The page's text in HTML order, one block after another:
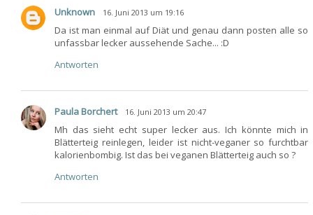
Unknown 16. Juni 2013 um 19:16
Da ist man einmal auf Diät und genau dann posten alle so
unfassbar lecker aussehende Sache... :D
Antworten
Paula Borchert 16. Juni 2013 um 20:47
Mh das sieht echt super lecker aus. Ich könnte mich in
Blätterteig reinlegen, leider ist nicht-veganer so furchtbar
kalorienbombig. Ist das bei veganen Blätterteig auch so ?
Antworten